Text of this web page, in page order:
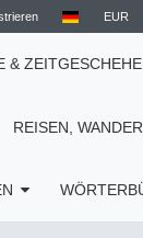
EUR
&
REISEN,